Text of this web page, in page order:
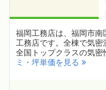
福岡工務店は、福岡市南
工務店です。全棟で気密
全国トップクラスの気
ミ・坪単価を見る